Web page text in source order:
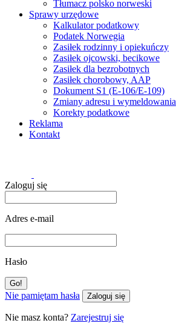
Tłumacz polsko norweski
Sprawy urzędowe
Kalkulator podatkowy
Podatek Norwegia
Zasiłek rodzinny i opiekuńczy
Zasiłek ojcowski, becikowe
Zasiłek dla bezrobotnych
Zasiłek chorobowy, AAP
Dokument S1 (E-106/E-109)
Zmiany adresu i wymeldowania
Korekty podatkowe
Reklama
Kontakt
Zaloguj się
Adres e-mail
Hasło
Nie pamiętam hasła Zaloguj się
Nie masz konta? Zarejestruj się